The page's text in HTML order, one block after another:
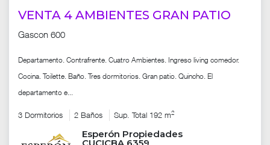
VENTA 4 AMBIENTES GRAN PATIO
Gascon 600
Departamento. Contrafrente. Cuatro Ambientes. Ingreso living comedor.
Cocina. Toilette. Baño. Tres dormitorios. Gran patio. Quincho. El
departamento e...
3 Dormitorios 2 Baños Sup. Total 192 m2
Esperón Propiedades